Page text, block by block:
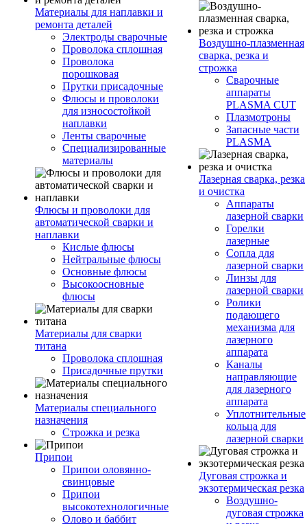
Материалы для наплавки и
ремонта деталей
Электроды сварочные
Проволока сплошная
Проволока
порошковая
Прутки присадочные
Флюсы и проволоки
для износостойкой
наплавки
Ленты сварочные
Специализированные
материалы
Флюсы и проволоки для
автоматической сварки и
наплавки
Кислые флюсы
Нейтральные флюсы
Основные флюсы
Высокоосновные
флюсы
Материалы для сварки
титана
Проволока сплошная
Присадочные прутки
Материалы специального
назначения
Строжка и резка
Припои
Припои оловянно-
свинцовые
Припои
высокотехнологичные
Олово и баббит
Воздушно-плазменная
сварка, резка и
строжка
Сварочные
аппараты
PLASMA CUT
Плазмотроны
Запасные части
PLASMA
Лазерная сварка, резка
и очистка
Аппараты
лазерной сварки
Горелки
лазерные
Сопла для
лазерной сварки
Линзы для
лазерной сварки
Ролики
подающего
механизма для
лазерного
аппарата
Каналы
направляющие
для лазерного
аппарата
Уплотнительные
кольца для
лазерной сварки
Дуговая строжка и
экзотермическая резка
Воздушно-
дуговая строжка